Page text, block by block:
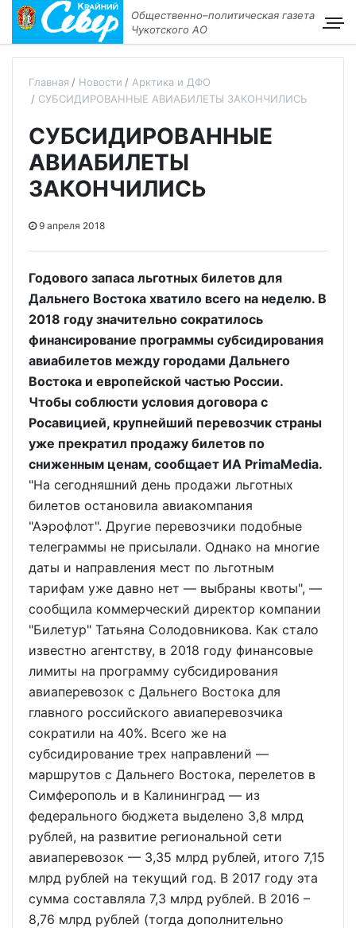
Общественно–политическая газета
Чукотского АО
Главная Новости
Арктика и ДФО
СУБСИДИРОВАННЫЕ АВИАБИЛЕТЫ ЗАКОНЧИЛИСЬ
СУБСИДИРОВАННЫЕ
АВИАБИЛЕТЫ
ЗАКОНЧИЛИСЬ
9 апреля 2018
Годового запаса льготных билетов для
Дальнего Востока хватило всего на неделю. В
2018 году значительно сократилось
финансирование программы субсидирования
авиабилетов между городами Дальнего
Востока и европейской частью России.
Чтобы соблюсти условия договора с
Росавицией, крупнейший перевозчик страны
уже прекратил продажу билетов по
сниженным ценам, сообщает ИА PrimaMedia.
"На сегодняшний день продажи льготных
билетов остановила авиакомпания
"Аэрофлот". Другие перевозчики подобные
телеграммы не присылали. Однако на многие
даты и направления мест по льготным
тарифам уже давно нет — выбраны квоты", —
сообщила коммерческий директор компании
"Билетур" Татьяна Солодовникова. Как стало
известно агентству, в 2018 году финансовые
лимиты на программу субсидирования
авиаперевозок с Дальнего Востока для
главного российского авиаперевозчика
сократили на 40%. Всего же на
субсидирование трех направлений —
маршрутов с Дальнего Востока, перелетов в
Симферополь и в Калининград — из
федерального бюджета выделено 3,8 млрд
рублей, на развитие региональной сети
авиаперевозок — 3,35 млрд рублей, итого 7,15
млрд рублей на текущий год. В 2017 году эта
сумма составляла 7,3 млрд рублей. В 2016 –
8,76 млрд рублей (тогда дополнительно